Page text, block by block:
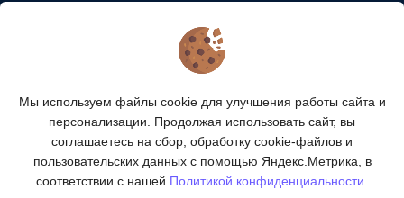
КАТАЛОГ ТОВАРОВ
Мы используем файлы cookie для улучшения работы сайта и
персонализации. Продолжая использовать сайт, вы
соглашаетесь на сбор, обработку cookie-файлов и
пользовательских данных с помощью Яндекс.Метрика, в
соответствии с нашей Политикой конфиденциальности.